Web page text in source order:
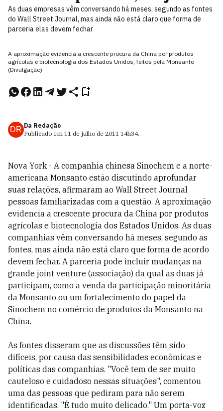
As duas empresas vêm conversando há meses, segundo as fontes
do Wall Street Journal, mas ainda não está claro que forma de
parceria elas devem fechar
A aproximação evidencia a crescente procura da China por produtos
agrícolas e biotecnologia dos Estados Unidos, feitos pela Monsanto
(Divulgação)
DR Da Redação
Publicado em 11 de julho de 2011 14h34.
Nova York - A companhia chinesa Sinochem e a norte-
americana Monsanto estão discutindo aprofundar
suas relações, afirmaram ao Wall Street Journal
pessoas familiarizadas com a questão. A aproximação
evidencia a crescente procura da China por produtos
agrícolas e biotecnologia dos Estados Unidos. As duas
companhias vêm conversando há meses, segundo as
fontes, mas ainda não está claro que forma de acordo
devem fechar. A parceria pode incluir mudanças na
grande joint venture (associação) da qual as duas já
participam, como a venda da participação minoritária
da Monsanto ou um fortalecimento do papel da
Sinochem no comércio de produtos da Monsanto na
China.
As fontes disseram que as discussões têm sido
difíceis, por causa das sensibilidades econômicas e
políticas das companhias. "Você tem de ser muito
cauteloso e cuidadoso nessas situações", comentou
uma das pessoas que pediram para não serem
identificadas. "É tudo muito delicado." Um porta-voz